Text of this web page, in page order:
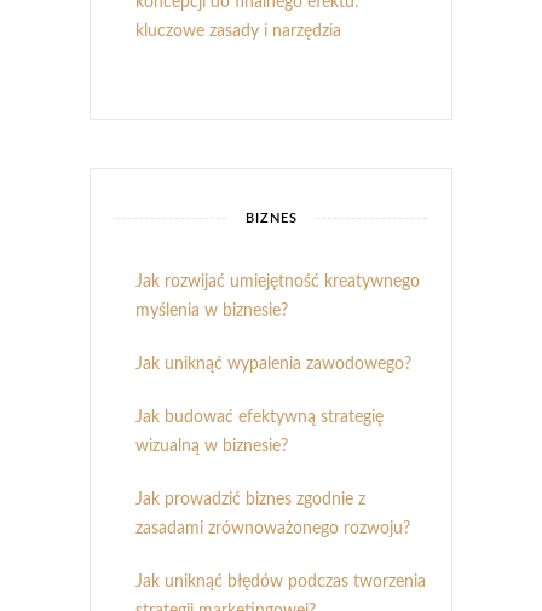
kluczowe zasady i narzędzia
BIZNES
Jak rozwijać umiejętność kreatywnego
myślenia w biznesie?
Jak uniknąć wypalenia zawodowego?
Jak budować efektywną strategię
wizualną w biznesie?
Jak prowadzić biznes zgodnie z
zasadami zrównoważonego rozwoju?
Jak uniknąć błędów podczas tworzenia